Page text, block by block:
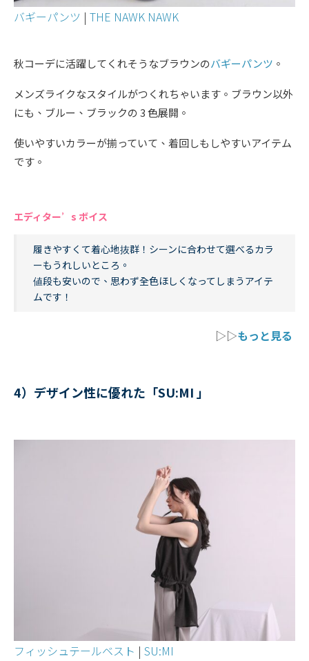
バギーパンツ | THE NAWK NAWK
秋コーデに活躍してくれそうなブラウンのバギーパンツ 。
メンズライクなスタイルがつくれちゃいます。ブラウン以外
にも、ブルー、ブラックの 3 色展開。
使いやすいカラーが揃っていて、着回しもしやすいアイテム
です。
エディター’s ボイス
履きやすくて着心地抜群！シーンに合わせて選べるカラ
ーもうれしいところ。
値段も安いので、思わず全色ほしくなってしまうアイテ
ムです！
▷▷もっと見る
4）デザイン性に優れた「SU:MI 」
フィッシュテールベスト | SU:MI